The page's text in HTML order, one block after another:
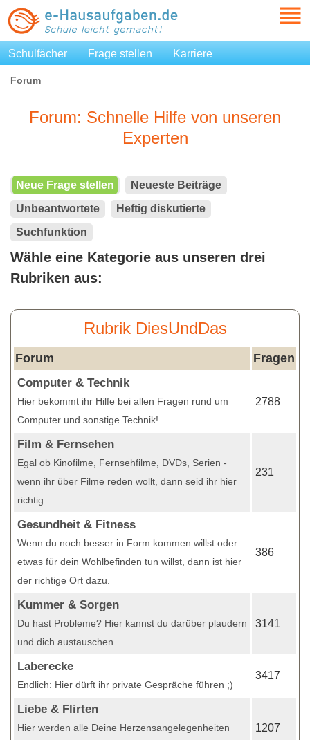
Schulfächer Frage stellen Karriere
Forum
Forum: Schnelle Hilfe von unseren
Experten
Neue Frage stellen
Neueste Beiträge
Unbeantwortete
Heftig diskutierte
Suchfunktion
Wähle eine Kategorie aus unseren drei
Rubriken aus:
Rubrik DiesUndDas
Forum Fragen
Computer & Technik
Hier bekommt ihr Hilfe bei allen Fragen rund um
Computer und sonstige Technik!
2788
Film & Fernsehen
Egal ob Kinofilme, Fernsehfilme, DVDs, Serien -
wenn ihr über Filme reden wollt, dann seid ihr hier
richtig.
231
Gesundheit & Fitness
Wenn du noch besser in Form kommen willst oder
etwas für dein Wohlbefinden tun willst, dann ist hier
der richtige Ort dazu.
386
Kummer & Sorgen
Du hast Probleme? Hier kannst du darüber plaudern
und dich austauschen...
3141
Laberecke
Endlich: Hier dürft ihr private Gespräche führen ;)
3417
Liebe & Flirten
Hier werden alle Deine Herzensangelegenheiten
1207